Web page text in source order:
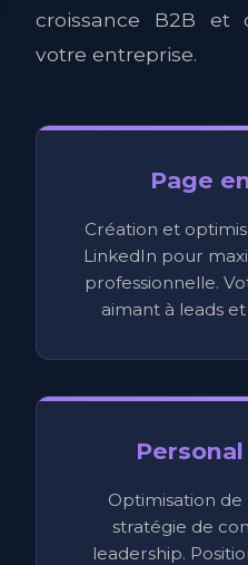
croissance B2B et
votre entreprise.
Page
Création et
LinkedIn pour
professionnelle.
aimant à leads
Optimisation de
stratégie de
leadership.